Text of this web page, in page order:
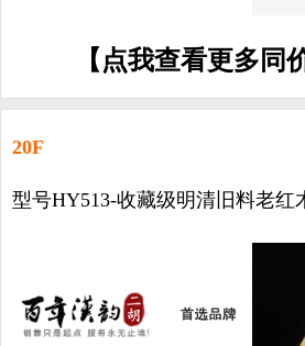
【点我查看更多同
20F
型号HY513-收藏级明清旧料老红